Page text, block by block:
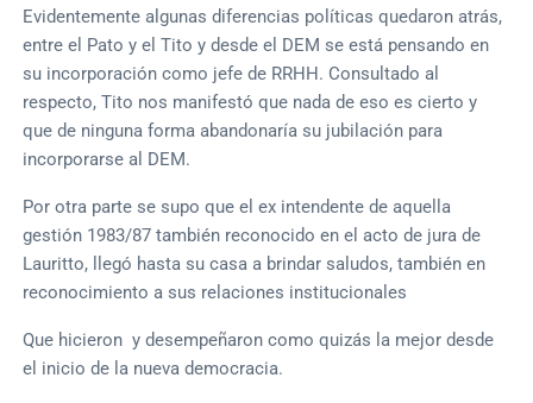
Evidentemente algunas diferencias políticas quedaron atrás,
entre el Pato y el Tito y desde el DEM se está pensando en
su incorporación como jefe de RRHH. Consultado al
respecto, Tito nos manifestó que nada de eso es cierto y
que de ninguna forma abandonaría su jubilación para
incorporarse al DEM.
Por otra parte se supo que el ex intendente de aquella
gestión 1983/87 también reconocido en el acto de jura de
Lauritto, llegó hasta su casa a brindar saludos, también en
reconocimiento a sus relaciones institucionales
Que hicieron y desempeñaron como quizás la mejor desde
el inicio de la nueva democracia.